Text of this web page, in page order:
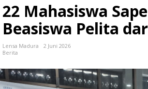
M
a
h
a
s
w
a
S
22 Mahasiswa
Beasiswa Pelita
Lensa Madura
2 Juni 2026
Berita